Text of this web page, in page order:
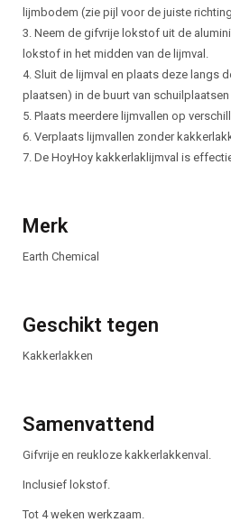
lijmbodem (zie pijl voor de juiste
3. Neem de gifvrije lokstof uit de
lokstof in het midden van de lijmval.
4. Sluit de lijmval en plaats deze langs
plaatsen) in de buurt van
5. Plaats meerdere lijmvallen op
6. Verplaats lijmvallen zonder
7. De HoyHoy kakkerlaklijmval is
Merk
Earth Chemical
Geschikt tegen
Kakkerlakken
Samenvattend
Gifvrije en reukloze kakkerlakkenval.
Inclusief lokstof.
Tot 4 weken werkzaam.